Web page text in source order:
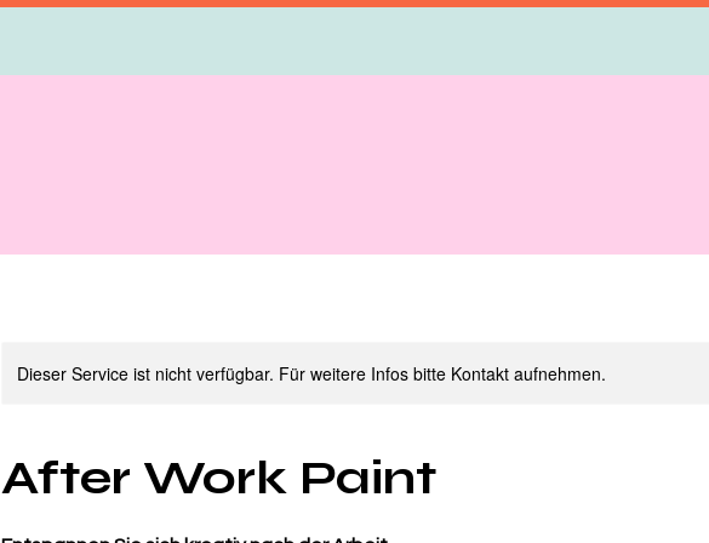
Dieser Service ist nicht verfügbar. Für weitere Infos bitte Kontakt aufnehmen.
After Work Paint